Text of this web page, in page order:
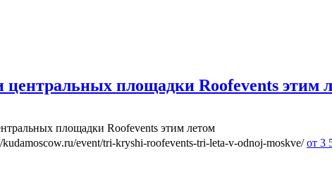
площадки Roofevents этим
площадки Roofevents этим летом
kudamoscow.ru/event/tri-kryshi-roofevents-tri-leta-v-odnoj-moskve/ от 3